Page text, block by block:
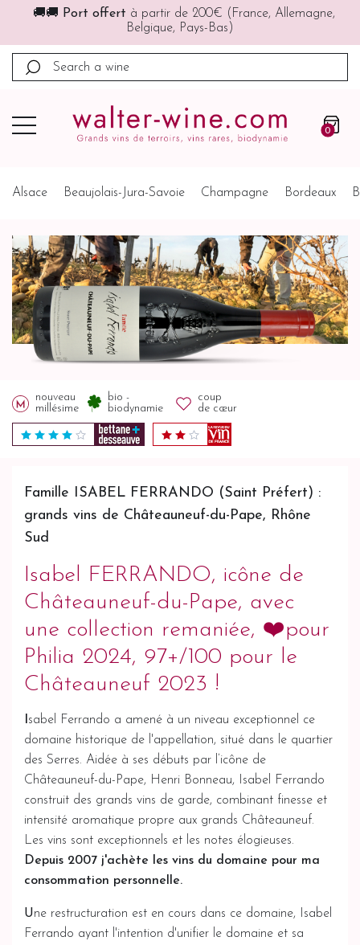
🚚🚚 Port offert à partir de 200€ (France, Allemagne,
Belgique, Pays-Bas)
0
Alsace Beaujolais-Jura-Savoie Champagne Bordeaux
nouveau
millésime
bio -
biodynamie
coup
de cœur
Famille ISABEL FERRANDO (Saint Préfert) :
grands vins de Châteauneuf-du-Pape, Rhône
Sud
Isabel FERRANDO, icône de
Châteauneuf-du-Pape, avec
une collection remaniée, ❤️pour
Philia 2024, 97+/100 pour le
Châteauneuf 2023 !
Isabel Ferrando a amené à un niveau exceptionnel ce
domaine historique de l'appellation, situé dans le quartier
des Serres. Aidée à ses débuts par l’icône de
Châteauneuf-du-Pape, Henri Bonneau, Isabel Ferrando
construit des grands vins de garde, combinant finesse et
intensité aromatique propre aux grands Châteauneuf.
Les vins sont exceptionnels et les notes élogieuses.
Depuis 2007 j'achète les vins du domaine pour ma
consommation personnelle.
Une restructuration est en cours dans ce domaine, Isabel
Ferrando ayant l'intention d'unifier le domaine et sa